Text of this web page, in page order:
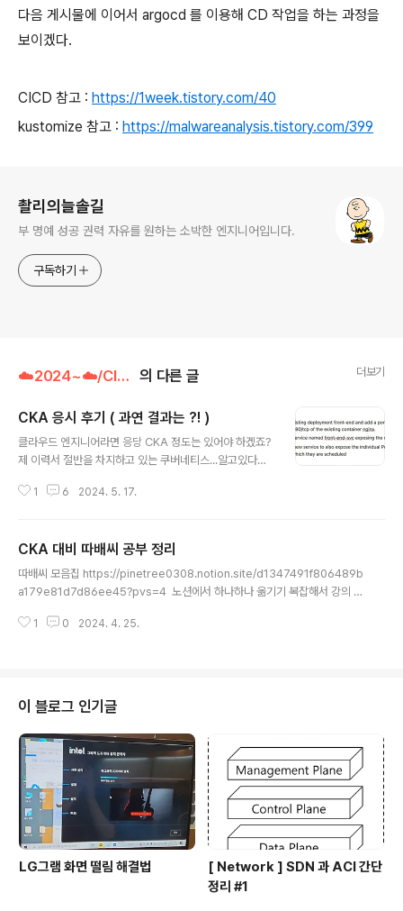
다음 게시물에 이어서 argocd 를 이용해 CD 작업을 하는 과정을
보이겠다.
CICD 참고 : https://1week.tistory.com/40
kustomize 참고 : https://malwareanalysis.tistory.com/399
촬리의늘솔길
부 명예 성공 권력 자유를 원하는 소박한 엔지니어입니다.
구독하기
☁️2024~☁️/Cloud 의 다른 글 더보기
CKA 응시 후기 ( 과연 결과는 ?! )
클라우드 엔지니어라면 응당 CKA 정도는 있어야 하겠죠?
제 이력서 절반을 차지하고 있는 쿠버네티스...알고있다를
다.작년(2023) 블프때 50퍼 할인 받아서 구매했고,3월부
감도 잘 안오기도 하고, 대부분 아는 내용이었기에 한 2~3
주 듣다가 기출 풀이로 방향을 틀었습니다. 가장 도움이 된
기출 풀이 (4월경부터) 1. 따배씨 최고입니다.https://ww
출 유형 정리를 싹 해주셔서 정말 많은 도움이 되었습니다.
1 6 2024. 5. 17.
CKA 대비 따배씨 공부 정리
따배씨 모음집 https://pinetree0308.notion.site/d1347491f806489b
a179e81d7d86ee45?pvs=4 노션에서 하나하나 옮기기 복잡해서 강의 수
면 바로 글 내리겠습니닷 그 외의 udemy 를 수강하며 적어둔 내용은 추후 따
1 0 2024. 4. 25.
이 블로그 인기글
LG그램 화면 떨림 해결법
[ Network ] SDN 과 ACI 간단
정리 #1